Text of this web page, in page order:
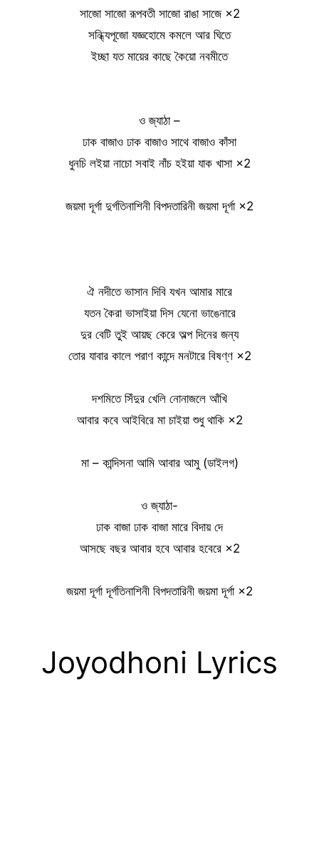
সাজো সাজো রূপবতী সাজো রাঙা সাজে ×2
সন্ধ্যিপূজো যজ্ঞহোমে কমলে আর ঘিতে
ইচ্ছা যত মায়ের কাছে কৈয়ো নবমীতে
ও জ্যাঠা –
ঢাক বাজাও ঢাক বাজাও সাথে বাজাও কাঁসা
ধুনচি লইয়া নাচো সবাই নাঁচ হইয়া যাক খাসা ×2
জয়মা দূর্গা দুর্গতিনাশিনী বিপদতারিনী জয়মা দূর্গা ×2
ঐ নদীতে ভাসান দিবি যখন আমার মারে
যতন কৈরা ভাসাইয়া দিস যেনো ভাঙেনারে
দুর বেটি তুই আয়ছ কেরে অল্প দিনের জন্য
তোর যাবার কালে পরাণ কান্দে মনটারে বিষণ্ণ ×2
দশমিতে সিঁদুর খেলি নোনাজলে আঁখি
আবার কবে আইবিরে মা চাইয়া শুধু থাকি ×2
মা – কান্দিসনা আমি আবার আমু (ডাইলগ)
ও জ্যাঠা-
ঢাক বাজা ঢাক বাজা মারে বিদায় দে
আসছে বছর আবার হবে আবার হবেরে ×2
জয়মা দূর্গা দূর্গতিনাশিনী বিপদতারিনী জয়মা দূর্গা ×2
Joyodhoni Lyrics